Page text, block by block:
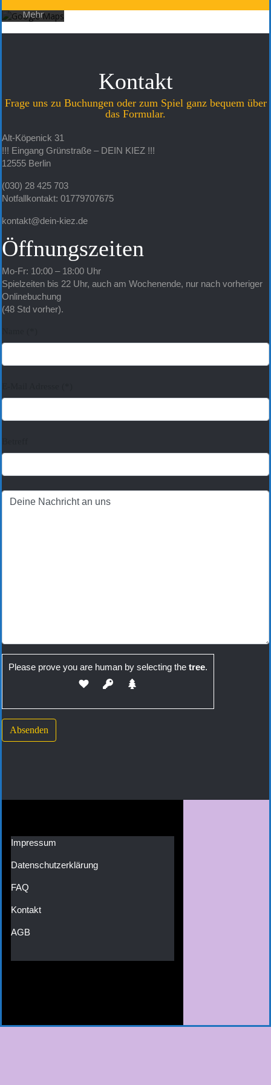
Mehr
erfahren
Maps immer
Kontakt
Frage uns zu Buchungen oder zum Spiel ganz bequem über
das Formular.
Alt-Köpenick 31
!!! Eingang Grünstraße – DEIN KIEZ !!!
12555 Berlin
(030) 28 425 703
Notfallkontakt: 01779707675
kontakt@dein-kiez.de
Öffnungszeiten
Mo-Fr: 10:00 – 18:00 Uhr
Spielzeiten bis 22 Uhr, auch am Wochenende, nur nach vorheriger
Onlinebuchung
(48 Std vorher).
Please prove you are human by selecting the tree.
Impressum
Datenschutzerklärung
FAQ
Kontakt
AGB